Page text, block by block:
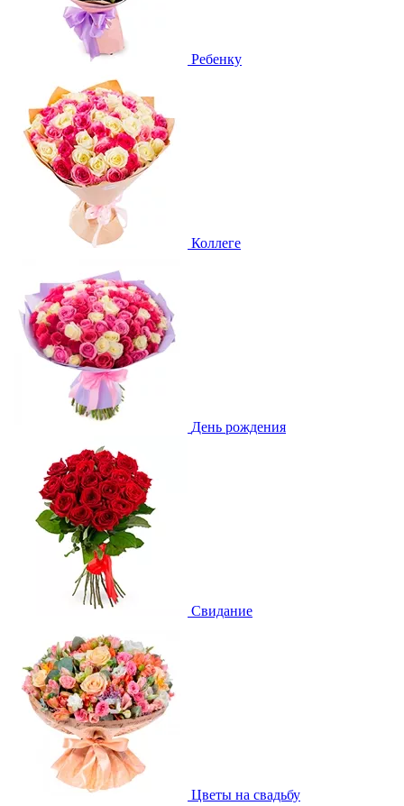
Ребенку
Коллеге
День рождения
Свидание
Цветы на свадьбу